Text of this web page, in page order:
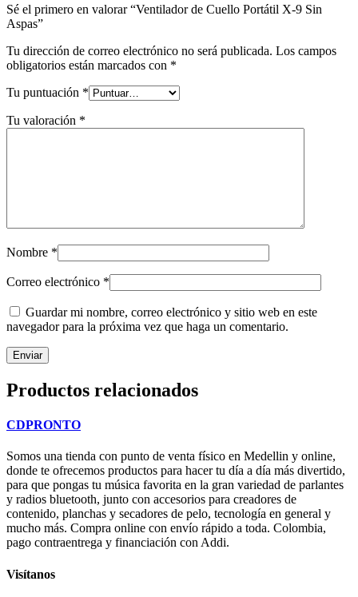
Sé el primero en valorar “Ventilador de Cuello Portátil X-9 Sin
Aspas”
Tu dirección de correo electrónico no será publicada. Los campos
obligatorios están marcados con *
Tu puntuación *
Tu valoración *
Nombre *
Correo electrónico *
Guardar mi nombre, correo electrónico y sitio web en este
navegador para la próxima vez que haga un comentario.
Productos relacionados
CDPRONTO
Somos una tienda con punto de venta físico en Medellin y online,
donde te ofrecemos productos para hacer tu día a día más divertido,
para que pongas tu música favorita en la gran variedad de parlantes
y radios bluetooth, junto con accesorios para creadores de
contenido, planchas y secadores de pelo, tecnología en general y
mucho más. Compra online con envío rápido a toda. Colombia,
pago contraentrega y financiación con Addi.
Visítanos